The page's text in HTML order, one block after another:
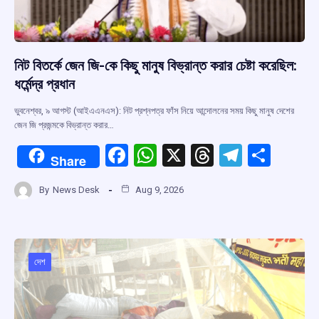
নিট বিতর্কে জেন জি-কে কিছু মানুষ বিভ্রান্ত করার চেষ্টা করেছিল:
ধর্মেন্দ্র প্রধান
ভুবনেশ্বর, ৯ আগস্ট (আইএএনএস): নিট প্রশ্নপত্র ফাঁস নিয়ে আন্দোলনের সময় কিছু মানুষ দেশের
জেন জি প্রজন্মকে বিভ্রান্ত করার…
Share
F
ce
o
o
k
W
at
A
p
p
X
T
d
s
T
a
m
By News Desk Aug 9, 2026
দেশ